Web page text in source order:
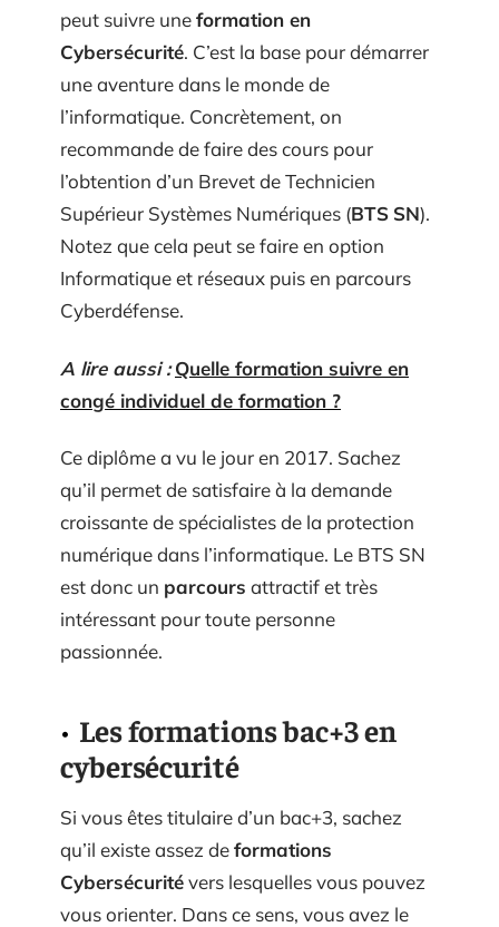
peut suivre uneformation en
Cybersécurité. C’est la base pour démarrer
une aventure dans le monde de
l’informatique. Concrètement, on
recommande de faire des cours pour
l’obtention d’un Brevet de Technicien
Supérieur Systèmes Numériques (BTS SN).
Notez que cela peut se faire en option
Informatique et réseaux puis en parcours
Cyberdéfense.
A lire aussi : Quelle formation suivre en
congé individuel de formation ?
Ce diplôme a vu le jour en 2017. Sachez
qu’il permet de satisfaire à la demande
croissante de spécialistes de la protection
numérique dans l’informatique. Le BTS SN
est donc un parcours attractif et très
intéressant pour toute personne
passionnée.
Les formations bac+3 en
cybersécurité
Si vous êtes titulaire d’un bac+3, sachez
qu’il existe assez deformations
Cybersécuritévers lesquelles vous pouvez
vous orienter. Dans ce sens, vous avez le